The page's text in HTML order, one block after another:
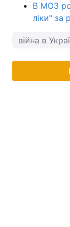
В МОЗ
ліки" за
війна в